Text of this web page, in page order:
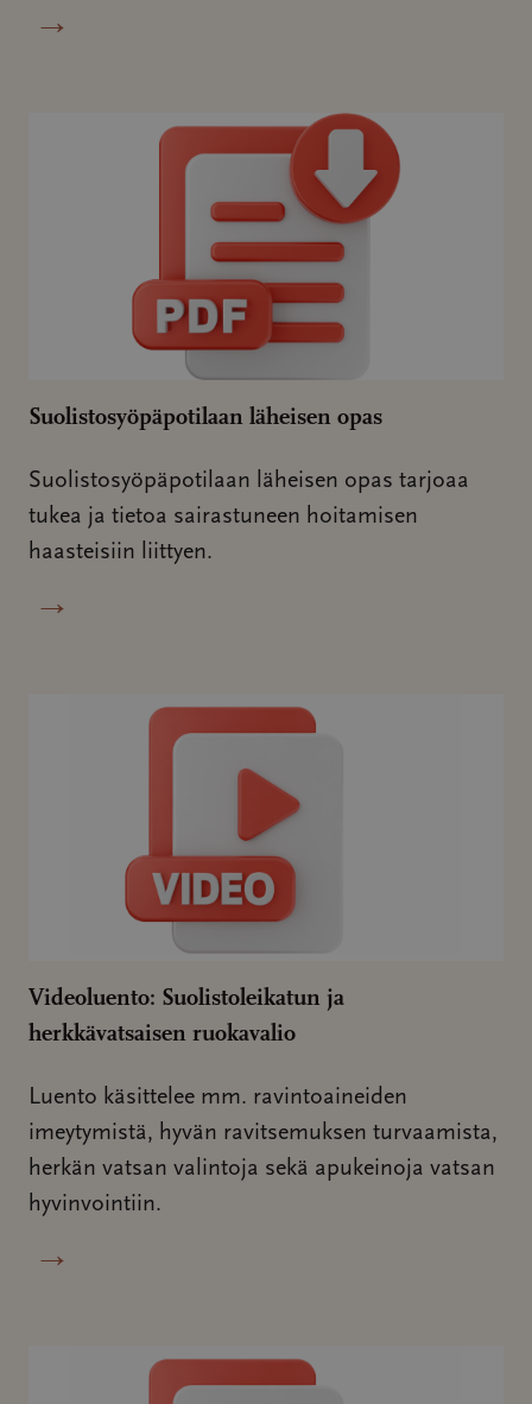
→
Suolistosyöpäpotilaan läheisen opas
Suolistosyöpäpotilaan läheisen opas tarjoaa
tukea ja tietoa sairastuneen hoitamisen
haasteisiin liittyen.
→
Videoluento: Suolistoleikatun ja
herkkävatsaisen ruokavalio
Luento käsittelee mm. ravintoaineiden
imeytymistä, hyvän ravitsemuksen turvaamista,
herkän vatsan valintoja sekä apukeinoja vatsan
hyvinvointiin.
→